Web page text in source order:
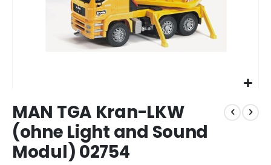
Anfang
der
Bildergalerie
springen
MAN TGA Kran-LKW
(ohne Light and Sound
Modul) 02754